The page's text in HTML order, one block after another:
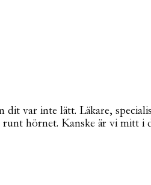
var inte lätt. Läkare,
hörnet. Kanske är vi mitt i